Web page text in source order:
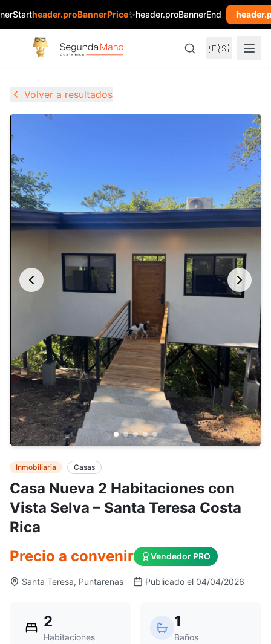
header.proBannerPrice✨header.proBannerEnd
🇪🇸
Volver a resultados
Casa Nueva 2 Habitaciones con
Vista Selva – Santa Teresa Costa
Rica
Inmobiliaria Casas
Precio a convenir Vendedor PRO
Santa Teresa, Puntarenas Publicado el 04/04/2026
2
Habitaciones
1
Baños